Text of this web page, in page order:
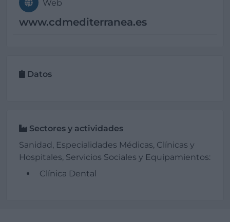
Web
www.cdmediterranea.es
Datos
Sectores y actividades
Sanidad, Especialidades Médicas, Clínicas y
Hospitales, Servicios Sociales y Equipamientos:
Clínica Dental